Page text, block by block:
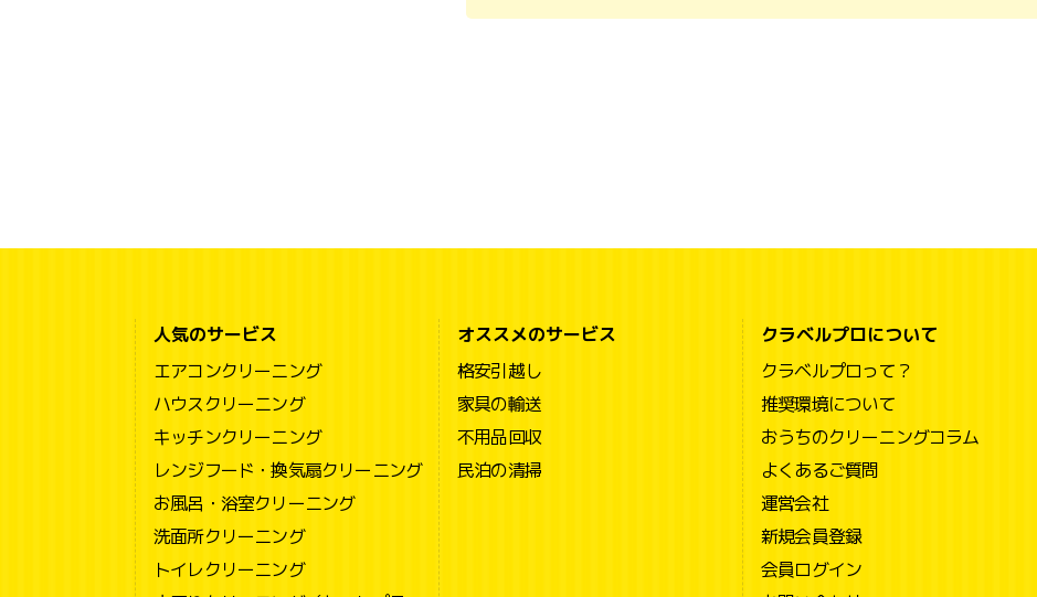
人気のサービス
エアコンクリーニング
ハウスクリーニング
キッチンクリーニング
レンジフード・換気扇クリーニング
お風呂・浴室クリーニング
洗面所クリーニング
トイレクリーニング
オススメのサービス
格安引越し
家具の輸送
不用品回収
民泊の清掃
クラベルプロについて
クラベルプロって？
推奨環境について
おうちのクリーニングコラム
よくあるご質問
運営会社
新規会員登録
会員ログイン